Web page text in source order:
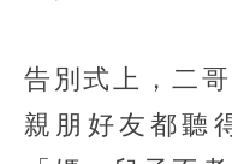
告別式上，二
親朋好友都聽